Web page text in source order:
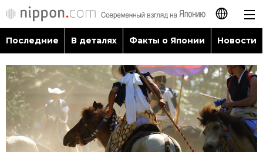
日本語
English
简体字
繁體字
Последние
В деталях
Последние В деталях Факты о Японии Новости